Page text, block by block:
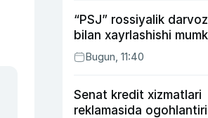
“PSJ” rossiyalik
bilan xayrlashishi
Bugun, 11:40
Senat kredit xizmatlari
reklamasida